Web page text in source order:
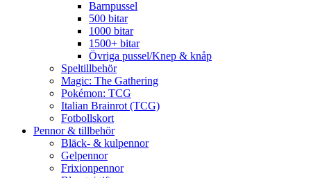
Barnpussel
500 bitar
1000 bitar
1500+ bitar
Övriga pussel/Knep & knåp
Speltillbehör
Magic: The Gathering
Pokémon: TCG
Italian Brainrot (TCG)
Fotbollskort
Pennor & tillbehör
Bläck- & kulpennor
Gelpennor
Frixionpennor